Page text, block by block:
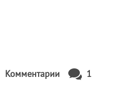
Комментарии 1